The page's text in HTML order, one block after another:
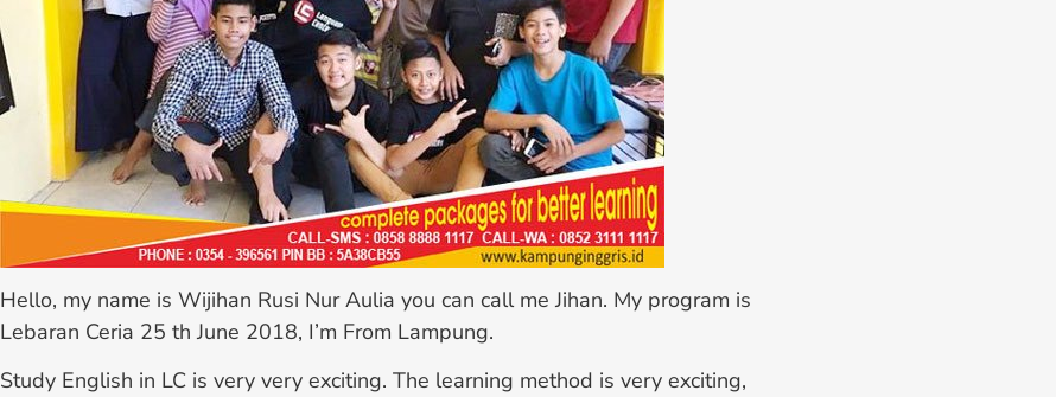
Hello, my name is Wijihan Rusi Nur Aulia you can call me Jihan. My program is
Lebaran Ceria 25 th June 2018, I’m From Lampung.
Study English in LC is very very exciting. The learning method is very exciting,